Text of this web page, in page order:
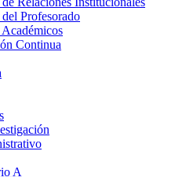
Profesorado
Continua
A